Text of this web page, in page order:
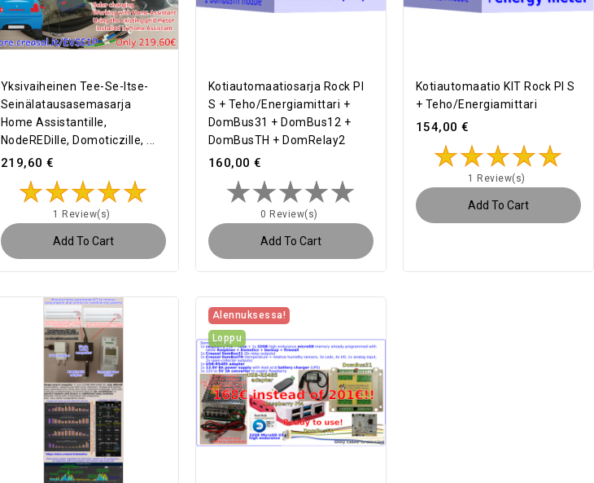
Yksivaiheinen Tee-Se-Itse-
Seinälatausasemasarja
Home Assistantille,
NodeREDille, Domoticzille, ...
219,60 €
1 Review(s)
Add To Cart
Kotiautomaatiosarja Rock PI
S + Teho/energiamittari +
DomBus31 + DomBus12 +
DomBusTH + DomRelay2
160,00 €
0 Review(s)
Add To Cart
Kotiautomaatio KIT Rock PI S
+ Teho/energiamittari
154,00 €
1 Review(s)
Add To Cart
Alennuksessa!
Loppu